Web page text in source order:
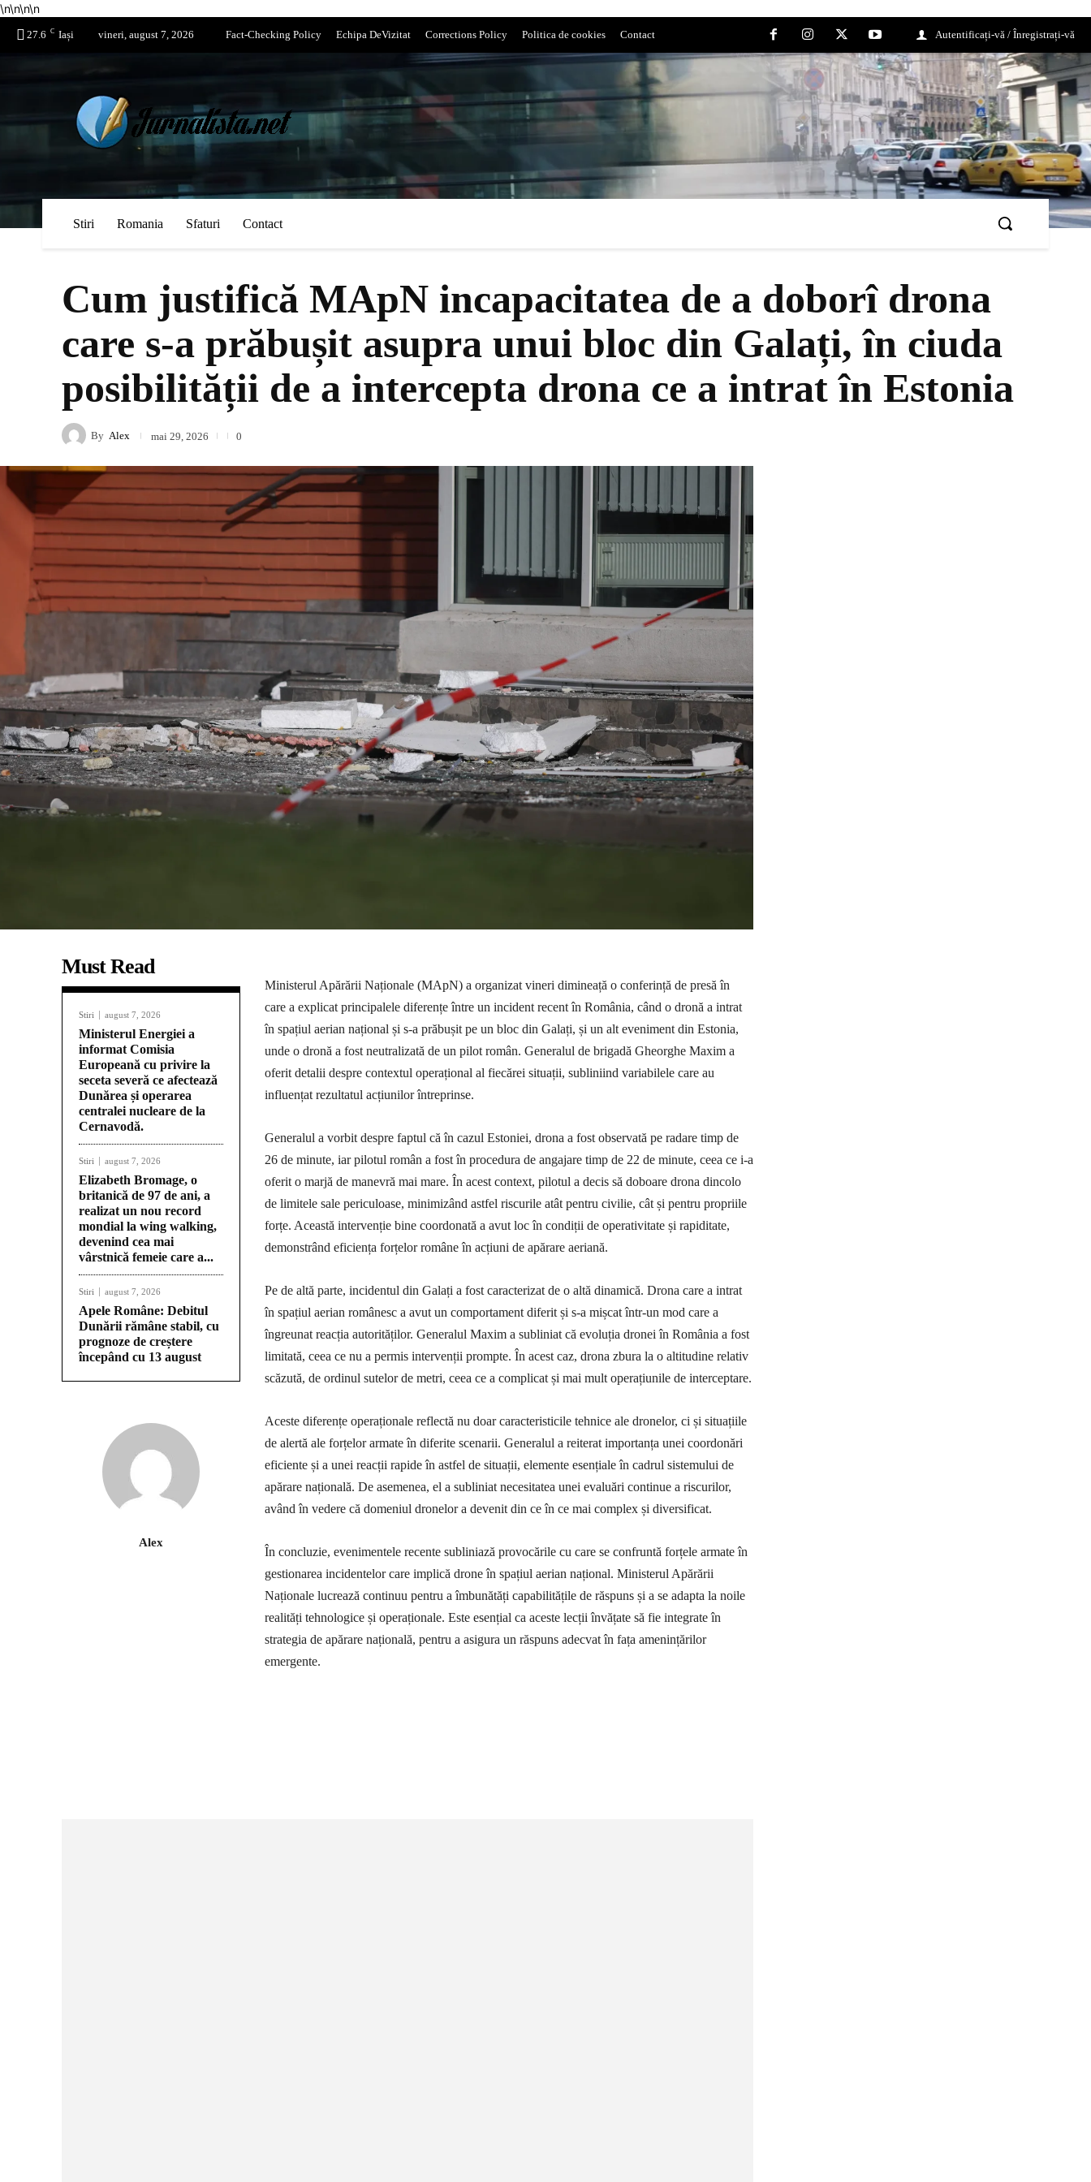
\n\n\n\n
27.6 C Iași vineri, august 7, 2026 Fact-Checking Policy Echipa DeVizitat Corrections Policy Politica de cookies Contact Autentificați-vă / Înregistrați-vă
Stiri Romania Sfaturi Contact
Cum justifică MApN incapacitatea de a doborî drona
care s-a prăbușit asupra unui bloc din Galați, în ciuda
posibilității de a intercepta drona ce a intrat în Estonia
By Alex mai 29, 2026 0
Must Read
Stiri august 7, 2026
Ministerul Energiei a
informat Comisia
Europeană cu privire la
seceta severă ce afectează
Dunărea și operarea
centralei nucleare de la
Cernavodă.
Stiri august 7, 2026
Elizabeth Bromage, o
britanică de 97 de ani, a
realizat un nou record
mondial la wing walking,
devenind cea mai
vârstnică femeie care a...
Stiri august 7, 2026
Apele Române: Debitul
Dunării rămâne stabil, cu
prognoze de creștere
începând cu 13 august
Alex
Ministerul Apărării Naționale (MApN) a organizat vineri dimineață o conferință de presă în
care a explicat principalele diferențe între un incident recent în România, când o dronă a intrat
în spațiul aerian național și s-a prăbușit pe un bloc din Galați, și un alt eveniment din Estonia,
unde o dronă a fost neutralizată de un pilot român. Generalul de brigadă Gheorghe Maxim a
oferit detalii despre contextul operațional al fiecărei situații, subliniind variabilele care au
influențat rezultatul acțiunilor întreprinse.
Generalul a vorbit despre faptul că în cazul Estoniei, drona a fost observată pe radare timp de
26 de minute, iar pilotul român a fost în procedura de angajare timp de 22 de minute, ceea ce i-a
oferit o marjă de manevră mai mare. În acest context, pilotul a decis să doboare drona dincolo
de limitele sale periculoase, minimizând astfel riscurile atât pentru civilie, cât și pentru propriile
forțe. Această intervenție bine coordonată a avut loc în condiții de operativitate și rapiditate,
demonstrând eficiența forțelor române în acțiuni de apărare aeriană.
Pe de altă parte, incidentul din Galați a fost caracterizat de o altă dinamică. Drona care a intrat
în spațiul aerian românesc a avut un comportament diferit și s-a mișcat într-un mod care a
îngreunat reacția autorităților. Generalul Maxim a subliniat că evoluția dronei în România a fost
limitată, ceea ce nu a permis intervenții prompte. În acest caz, drona zbura la o altitudine relativ
scăzută, de ordinul sutelor de metri, ceea ce a complicat și mai mult operațiunile de interceptare.
Aceste diferențe operaționale reflectă nu doar caracteristicile tehnice ale dronelor, ci și situațiile
de alertă ale forțelor armate în diferite scenarii. Generalul a reiterat importanța unei coordonări
eficiente și a unei reacții rapide în astfel de situații, elemente esențiale în cadrul sistemului de
apărare națională. De asemenea, el a subliniat necesitatea unei evaluări continue a riscurilor,
având în vedere că domeniul dronelor a devenit din ce în ce mai complex și diversificat.
În concluzie, evenimentele recente subliniază provocările cu care se confruntă forțele armate în
gestionarea incidentelor care implică drone în spațiul aerian național. Ministerul Apărării
Naționale lucrează continuu pentru a îmbunătăți capabilitățile de răspuns și a se adapta la noile
realități tehnologice și operaționale. Este esențial ca aceste lecții învățate să fie integrate în
strategia de apărare națională, pentru a asigura un răspuns adecvat în fața amenințărilor
emergente.